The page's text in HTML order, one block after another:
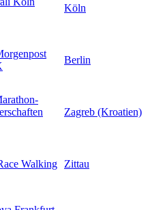
Köln
Berlin
Zagreb (Kroatien)
Walking Zittau